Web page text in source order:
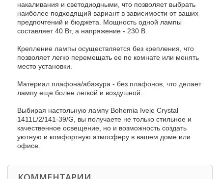
накаливания и светодиодными, что позволяет выбрать
наиболее подходящий вариант в зависимости от ваших
предпочтений и бюджета. Мощность одной лампы
составляет 40 Вт, а напряжение - 230 В.
Крепление лампы осуществляется без крепления, что
позволяет легко перемещать ее по комнате или менять
место установки.
Материал плафона/абажура - без плафонов, что делает
лампу еще более легкой и воздушной.
Выбирая настольную лампу Bohemia Ivele Crystal
1411L/2/141-39/G, вы получаете не только стильное и
качественное освещение, но и возможность создать
уютную и комфортную атмосферу в вашем доме или
офисе.